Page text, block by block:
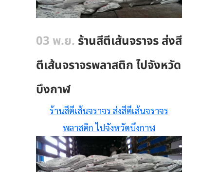
03 พ.ย. ร้านสีตีเส้นจราจร ส่งสี
ตีเส้นจราจรพลาสติก ไปจังหวัด
บึงกาฬ
ร้านสีตีเส้นจราจร ส่งสีตีเส้นจราจร
พลาสติก ไปจังหวัดบึงกาฬ